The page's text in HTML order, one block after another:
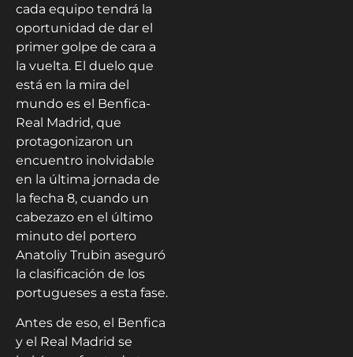
cada equipo tendrá la
oportunidad de dar el
primer golpe de cara a
la vuelta. El duelo que
está en la mira del
mundo es el Benfica-
Real Madrid, que
protagonizaron un
encuentro inolvidable
en la última jornada de
la fecha 8, cuando un
cabezazo en el último
minuto del portero
Anatoliy Trubin aseguró
la clasificación de los
portugueses a esta fase.
Antes de eso, el Benfica
y el Real Madrid se